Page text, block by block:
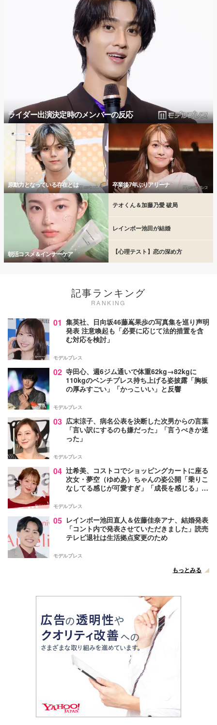
ライダー出演決定時のメンバーの反応
原動力となっている存在とは 卒業後7年ぶりアリーナ
朝活コスメ＆インナーケア
テオくん＆加藤乃愛 破局
レインボー池田が結婚
【心理テスト】恋の深め方
記事ランキング
RANKING
01 集英社、日向坂46藤嶌果歩の写真集を巡り声明
発表 注意喚起も「必要に応じて法的措置を含
む対応を検討」
モデルプレス
02 寺田心、週6ジム通いで体重62kg→82kgに
110kgのベンチプレス持ち上げる姿披露「胸板
の厚みすごい」「かっこいい」と反響
モデルプレス
03 広末涼子、病名公表を決断した次男からの言葉
「言い訳にするのも嫌だった」「言うべきか迷
った」
モデルプレス
04 辻希美、コストコでショッピングカートに座る
次女・夢空（ゆめあ）ちゃんの姿公開「乗りこ
なしてる感じが可愛すぎ」「成長を感じる」の
モデルプレス
05 レインボー池田直人＆佐藤佳奈アナ、結婚発表
「コント内で発表させていただきました」読売
テレビ退社は生活拠点変更のため
モデルプレス
もっとみる